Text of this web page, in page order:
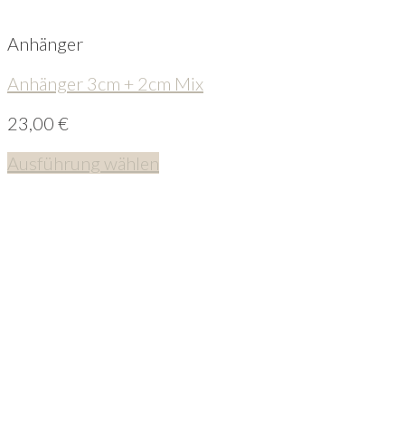
Anhänger
Anhänger 3cm + 2cm Mix
23,00 €
Ausführung wählen